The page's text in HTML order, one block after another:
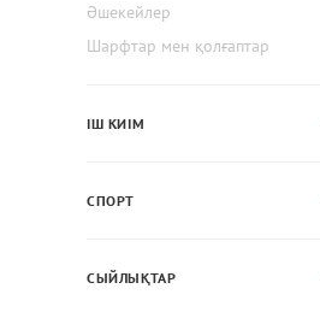
Әшекейлер
Шарфтар мен қолғаптар
ІШ КИІМ
СПОРТ
СЫЙЛЫҚТАР